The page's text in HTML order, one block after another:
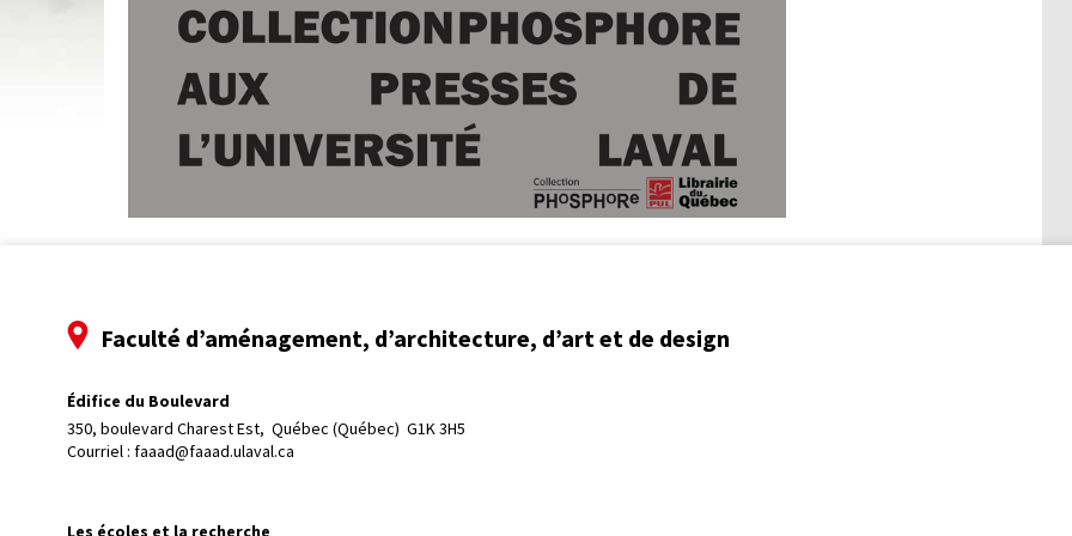
Faculté d’aménagement, d’architecture, d’art et de design
Édifice du Boulevard
350, boulevard Charest Est, Québec (Québec)  G1K 3H5
Courriel : faaad@faaad.ulaval.ca
Les écoles et la recherche